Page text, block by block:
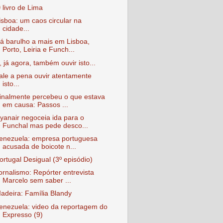
livro de Lima
um caos circular na
cidade...
barulho a mais em Lisboa,
Porto, Leiria e Funch...
já agora, também ouvir isto...
a pena ouvir atentamente
isto...
percebeu o que estava
em causa: Passos ...
negoceia ida para o
Funchal mas pede desco...
empresa portuguesa
acusada de boicote n...
Desigual (3º episódio)
Repórter entrevista
Marcelo sem saber ...
Família Blandy
video da reportagem do
Expresso (9)